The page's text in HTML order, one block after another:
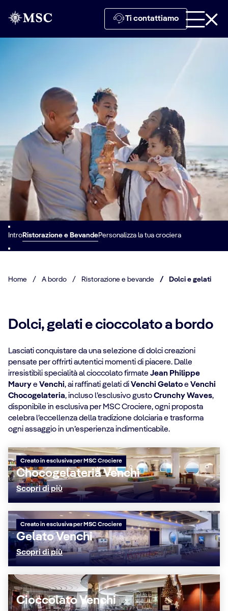
Ti contattiamo
IntroRistorazione e BevandePersonalizza la tua crociera
Home / A bordo / Ristorazione e bevande / Dolci e gelati
Dolci, gelati e cioccolato a bordo
Lasciati conquistare da una selezione di dolci creazioni
pensate per offrirti autentici momenti di piacere. Dalle
irresistibili specialità al cioccolato firmate Jean Philippe
Maurye Venchi, ai raffinati gelati diVenchi Gelatoe Venchi
Chocogelateria, incluso l’esclusivo gustoCrunchy Waves,
disponibile in esclusiva per MSC Crociere, ogni proposta
celebra l’eccellenza della tradizione dolciaria e trasforma
ogni assaggio in un’esperienza indimenticabile.
Creato in esclusiva per MSC Crociere
Chocogelateria Venchi
Scopri di più
Creato in esclusiva per MSC Crociere
Gelato Venchi
Scopri di più
Cioccolato Venchi